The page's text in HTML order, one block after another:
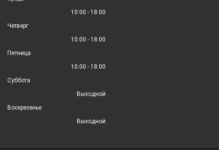
10:00 - 18:00
Четверг
10:00 - 18:00
Пятница
10:00 - 18:00
Суббота
Выходной
Воскресенье
Выходной